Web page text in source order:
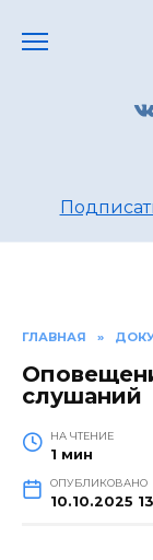
ГЛАВНАЯ »
слушаний
НА ЧТЕНИЕ
1 мин
ОПУБЛИКОВАНО
10.10.2025